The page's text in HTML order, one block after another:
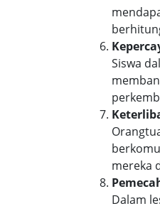
Siswa
mereka
Dalam